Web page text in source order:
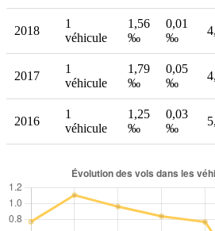
2018
1
véhicule
1,56
‰
0,01
‰
2017
1
véhicule
1,79
‰
0,05
‰
2016
1
véhicule
1,25
‰
0,03
‰